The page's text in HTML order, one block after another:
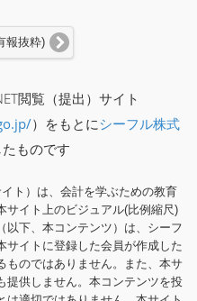
報抜粋)
閲覧（提出）サイト
）をもとにシーフル株式
ものです
ト）は、会計を学ぶための教育
サイト上のビジュアル(比例縮尺)
以下、本コンテンツ）は、シーフ
サイトに登録した会員が作成した
ものではありません。また、本サ
提供しません。本コンテンツを投